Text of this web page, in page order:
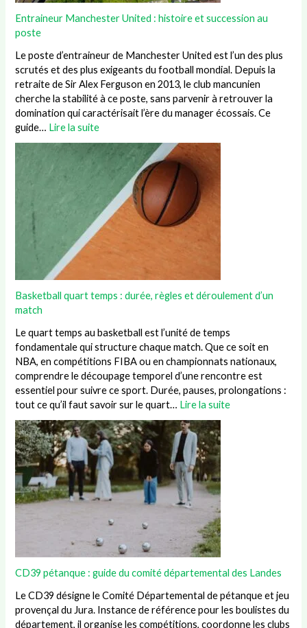
Entraineur Manchester United : histoire et succession au
poste
Le poste d’entraineur de Manchester United est l’un des plus
scrutés et des plus exigeants du football mondial. Depuis la
retraite de Sir Alex Ferguson en 2013, le club mancunien
cherche la stabilité à ce poste, sans parvenir à retrouver la
domination qui caractérisait l’ère du manager écossais. Ce
guide… Lire la suite
Basketball quart temps : durée, règles et déroulement d’un
match
Le quart temps au basketball est l’unité de temps
fondamentale qui structure chaque match. Que ce soit en
NBA, en compétitions FIBA ou en championnats nationaux,
comprendre le découpage temporel d’une rencontre est
essentiel pour suivre ce sport. Durée, pauses, prolongations :
tout ce qu’il faut savoir sur le quart… Lire la suite
CD39 pétanque : guide du comité départemental des Landes
Le CD39 désigne le Comité Départemental de pétanque et jeu
provençal du Jura. Instance de référence pour les boulistes du
département, il organise les compétitions, coordonne les clubs